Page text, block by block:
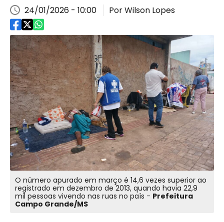
24/01/2026 - 10:00 Por Wilson Lopes
O número apurado em março é 14,6 vezes superior ao
registrado em dezembro de 2013, quando havia 22,9
mil pessoas vivendo nas ruas no país - Prefeitura
Campo Grande/MS